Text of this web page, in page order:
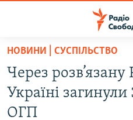
Перейти
основного
матеріалу
Перейти
РАДІО СВОБОДА – 70 РОКІВ
ВСЕ ЗА ДОБУ
СТАТТІ
НОВИНИ | СУСПІЛЬСТВО
Через розв’язану
Україні
ОГП